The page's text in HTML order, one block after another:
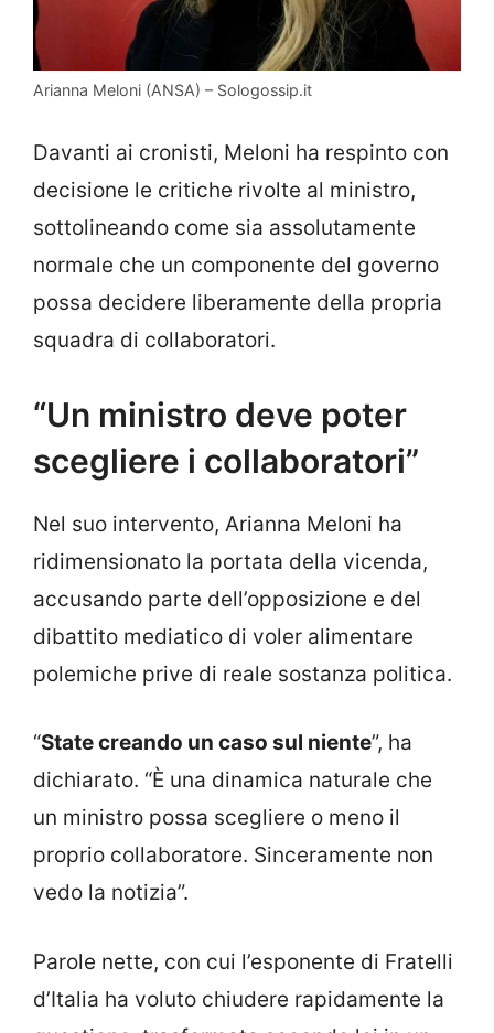
Arianna Meloni (ANSA) – Sologossip.it
Davanti ai cronisti, Meloni ha respinto con
decisione le critiche rivolte al ministro,
sottolineando come sia assolutamente
normale che un componente del governo
possa decidere liberamente della propria
squadra di collaboratori.
“Un ministro deve poter
scegliere i collaboratori”
Nel suo intervento, Arianna Meloni ha
ridimensionato la portata della vicenda,
accusando parte dell’opposizione e del
dibattito mediatico di voler alimentare
polemiche prive di reale sostanza politica.
“State creando un caso sul niente”, ha
dichiarato. “È una dinamica naturale che
un ministro possa scegliere o meno il
proprio collaboratore. Sinceramente non
vedo la notizia”.
Parole nette, con cui l’esponente di Fratelli
d’Italia ha voluto chiudere rapidamente la